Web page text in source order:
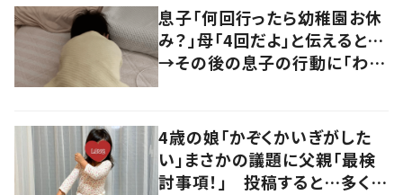
息子「何回行ったら幼稚園お休
み？」母「4回だよ」と伝えると…
→その後の息子の行動に「わか
4歳の娘「かぞくかいぎがした
い」まさかの議題に父親「最検
討事項！」 投稿すると…多くの